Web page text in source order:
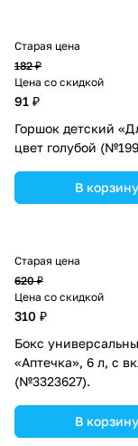
Старая цена
182 ₽
Цена со скидкой
91 ₽
Горшок детский
цвет голубой
В корзину
Старая цена
620 ₽
Цена со скидкой
310 ₽
Бокс
«Аптечка», 6 л, с
(№3323627).
В корзину